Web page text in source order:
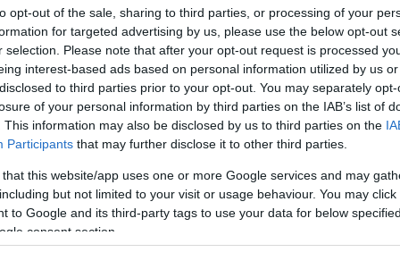
opt-out of the sale, sharing to third parties, or processing of your
for targeted advertising by us, please use the below opt-out
selection. Please note that after your opt-out request is processed
interest-based ads based on personal information utilized by us
to third parties prior to your opt-out. You may separately
of your personal information by third parties on the IAB’s list of
This information may also be disclosed by us to third parties on the
Participants that may further disclose it to other third parties.
that this website/app uses one or more Google services and may
but not limited to your visit or usage behaviour. You may
to Google and its third-party tags to use your data for below
consent section.
σημαίνει και αναβολή των εκλογών.
εκλογές μπορούν να αναβληθούν μόνο
τουρκικής εθνοσυνέλευσης.